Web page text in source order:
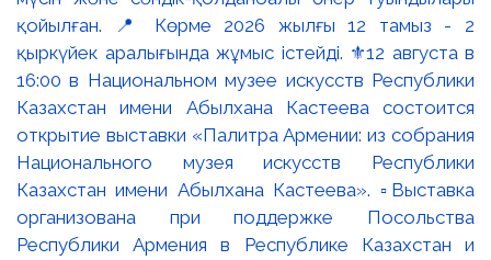
қойылған. 📍 Көрме 2026 жылғы 12 тамыз - 2
қыркүйек аралығында жұмыс істейді. ⚜️12 августа в
16:00 в Национальном музее искусств Республики
Казахстан имени Абылхана Кастеева состоится
открытие выставки «Палитра Армении: из собрания
Национального музея искусств Республики
Казахстан имени Абылхана Кастеева». ▫️Выставка
организована при поддержке Посольства
Республики Армения в Республике Казахстан и